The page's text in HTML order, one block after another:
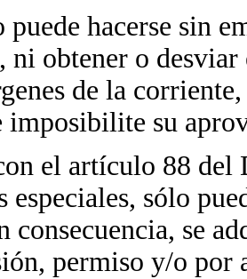
puede hacerse sin
ni obtener o
de la
imposibilite su
el artículo 88 del
especiales, sólo
consecuencia, se
permiso y/o por